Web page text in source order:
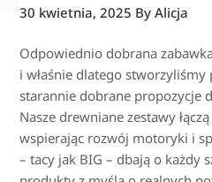
30 kwietnia, 2025 By Alicja
Odpowiednio dobrana
i właśnie dlatego
starannie dobrane propozycje
Nasze drewniane zestawy
wspierając rozwój motoryki i
– tacy jak BIG – dbają o każdy